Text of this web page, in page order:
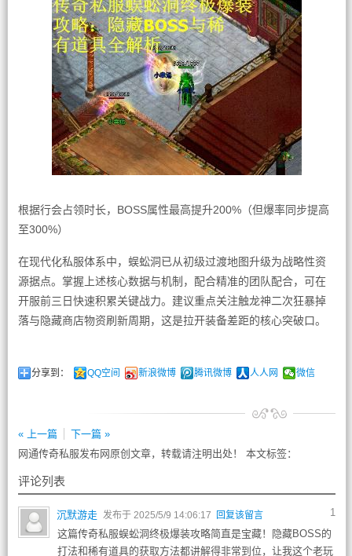
根据行会占领时长，BOSS属性最高提升200%（但爆率同步提高
至300%）
在现代化私服体系中，蜈蚣洞已从初级过渡地图升级为战略性资
源据点。掌握上述核心数据与机制，配合精准的团队配合，可在
开服前三日快速积累关键战力。建议重点关注触龙神二次狂暴掉
落与隐藏商店物资刷新周期，这是拉开装备差距的核心突破口。
分享到： QQ空间 新浪微博 腾讯微博 人人网 微信
« 上一篇
下一篇 »
网通传奇私服发布网原创文章，转载请注明出处！ 本文标签：
评论列表
1
沉默游走 发布于 2025/5/9 14:06:17 回复该留言
这篇传奇私服蜈蚣洞终极爆装攻略简直是宝藏！隐藏BOSS的
打法和稀有道具的获取方法都讲解得非常到位，让我这个老玩